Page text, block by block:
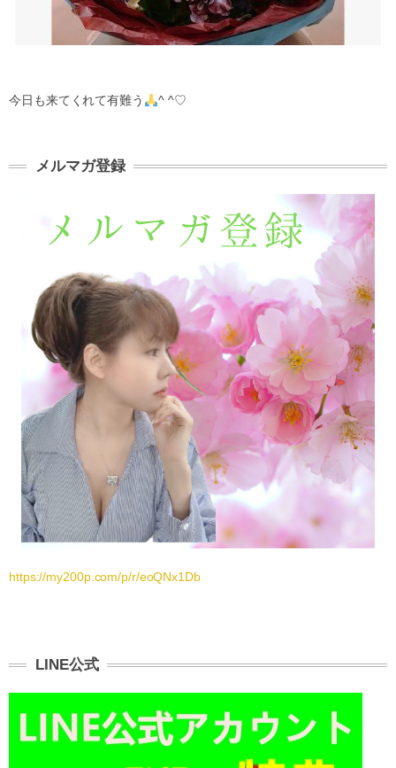
今日も来てくれて有難う ^ ^♡
メルマガ登録
https://my200p.com/p/r/eoQNx1Db
LINE公式